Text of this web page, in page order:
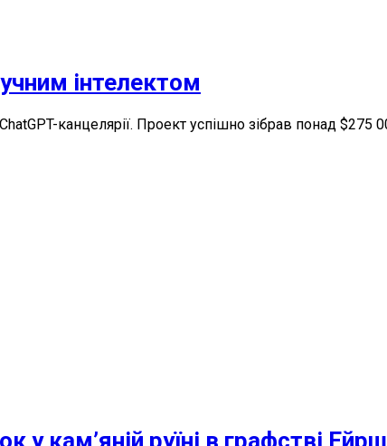
інтелектом
канцелярії. Проект успішно зібрав понад